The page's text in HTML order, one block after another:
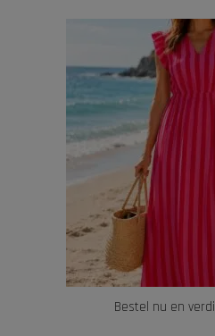
Bestel nu en